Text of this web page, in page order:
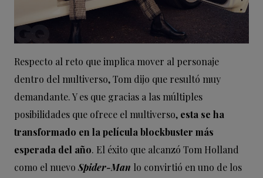
Respecto al reto que implica mover al personaje
dentro del multiverso, Tom dijo que resultó muy
demandante. Y es que gracias a las múltiples
posibilidades que ofrece el multiverso, esta se ha
transformado en la película blockbuster más
esperada del año. El éxito que alcanzó Tom Holland
como el nuevo Spider-Man lo convirtió en uno de los